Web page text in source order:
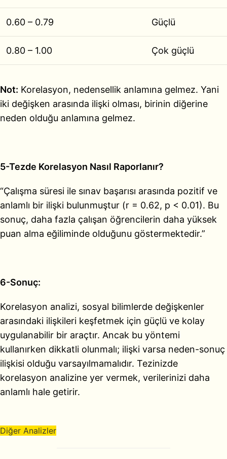
0.60 – 0.79 Güçlü
0.80 – 1.00 Çok güçlü
Not: Korelasyon, nedensellik anlamına gelmez. Yani
iki değişken arasında ilişki olması, birinin diğerine
neden olduğu anlamına gelmez.
5-Tezde Korelasyon Nasıl Raporlanır?
“Çalışma süresi ile sınav başarısı arasında pozitif ve
anlamlı bir ilişki bulunmuştur (r = 0.62, p < 0.01). Bu
sonuç, daha fazla çalışan öğrencilerin daha yüksek
puan alma eğiliminde olduğunu göstermektedir.”
6-Sonuç:
Korelasyon analizi, sosyal bilimlerde değişkenler
arasındaki ilişkileri keşfetmek için güçlü ve kolay
uygulanabilir bir araçtır. Ancak bu yöntemi
kullanırken dikkatli olunmalı; ilişki varsa neden-sonuç
ilişkisi olduğu varsayılmamalıdır. Tezinizde
korelasyon analizine yer vermek, verilerinizi daha
anlamlı hale getirir.
Diğer Analizler